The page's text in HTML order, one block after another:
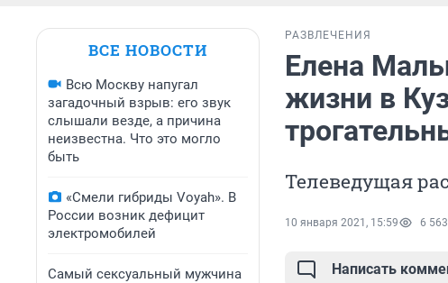
ВСЕ НОВОСТИ
Всю Москву напугал
загадочный взрыв: его звук
слышали везде, а причина
неизвестна. Что это могло
быть
«Смели гибриды Voyah». В
России возник дефицит
электромобилей
Самый сексуальный мужчина
РАЗВЛЕЧЕНИЯ
Елена
жизни в
Телеведущая
10 января 2021, 15:59 6 563
Написать